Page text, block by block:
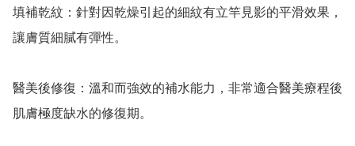
填補乾紋：針對因乾燥引起的細紋有立竿見影的平滑效果，
讓膚質細膩有彈性。
醫美後修復：溫和而強效的補水能力，非常適合醫美療程後
肌膚極度缺水的修復期。